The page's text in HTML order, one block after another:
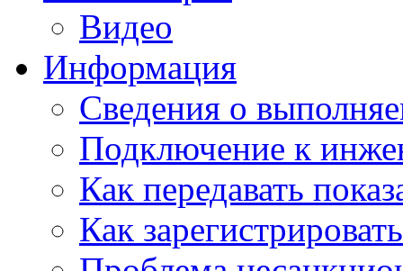
Видео
Информация
Сведения о
Подключение к
Как передавать
Как